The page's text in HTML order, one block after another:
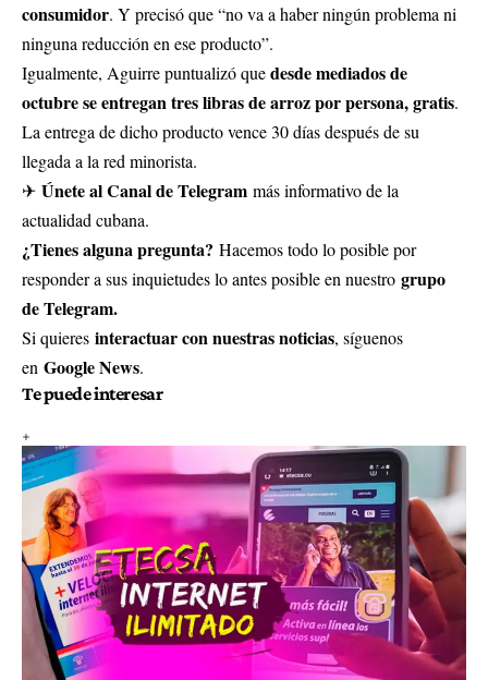
consumidor. Y precisó que “no va a haber ningún problema ni
ninguna reducción en ese producto”.
Igualmente, Aguirre puntualizó quedesde mediados de
octubre se entregan tres libras de arroz por persona, gratis.
La entrega de dicho producto vence 30 días después de su
llegada a la red minorista.
✈ Únete al Canal de Telegram más informativo de la
actualidad cubana.
¿Tienes alguna pregunta? Hacemos todo lo posible por
responder a sus inquietudes lo antes posible en nuestro grupo
de Telegram.
Si quieres interactuar con nuestras noticias, síguenos
en Google News.
Te puede interesar